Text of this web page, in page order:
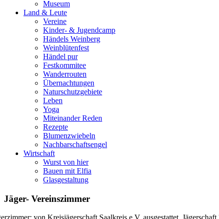
Museum
Land & Leute
Vereine
Kinder- & Jugendcamp
Händels Weinberg
Weinblütenfest
Händel pur
Festkommitee
Wanderrouten
Übernachtungen
Naturschutzgebiete
Leben
Yoga
Miteinander Reden
Rezepte
Blumenzwiebeln
Nachbarschaftsengel
Wirtschaft
Wurst von hier
Bauen mit Elfia
Glasgestaltung
Jäger- Vereinszimmer